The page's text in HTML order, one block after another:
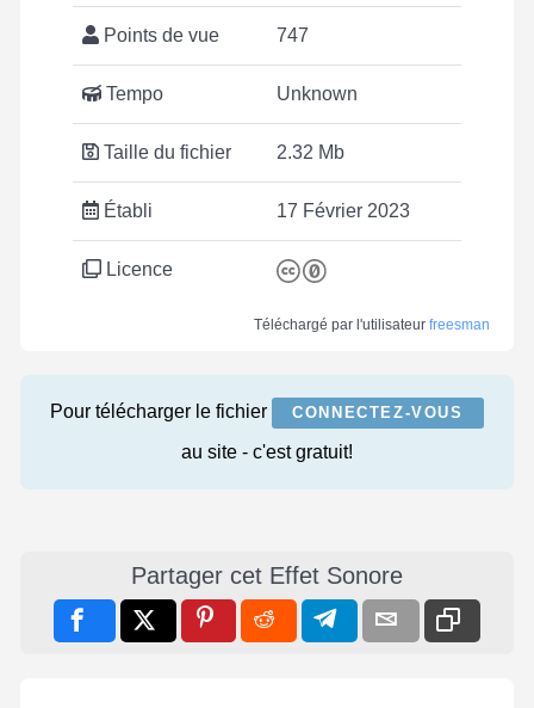
Points de vue 747
Tempo Unknown
Taille du fichier 2.32 Mb
Établi 17 Février 2023
Licence
Téléchargé par l'utilisateur freesman
Pour télécharger le fichier CONNECTEZ-VOUS
au site - c'est gratuit!
Partager cet Effet Sonore